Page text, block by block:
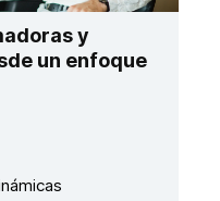
y
un enfoque